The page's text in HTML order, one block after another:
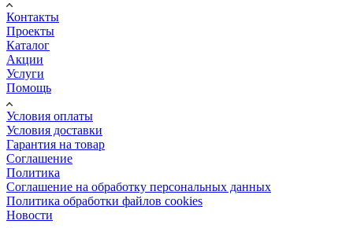
Контакты
Проекты
Каталог
Акции
Услуги
Помощь
Условия оплаты
Условия доставки
Гарантия на товар
Соглашение
Политика
Соглашение на обработку персональных данных
Политика обработки файлов cookies
Новости